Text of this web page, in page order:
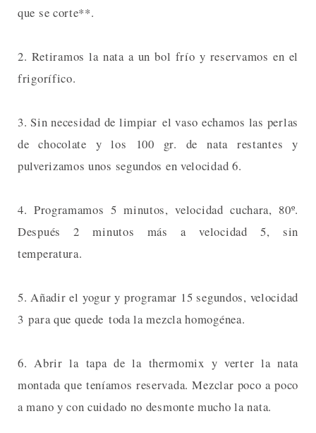
que se corte**.
2. Retiramos la nata a un bol frío y reservamos en el
frigorífico.
3. Sin necesidad de limpiar el vaso echamos las perlas
de chocolate y los 100 gr. de nata restantes y
pulverizamos unos segundos en velocidad 6.
4. Programamos 5 minutos, velocidad cuchara, 80º.
Después 2 minutos más a velocidad 5, sin
temperatura.
5. Añadir el yogur y programar 15 segundos, velocidad
3 para que quede toda la mezcla homogénea.
6. Abrir la tapa de la thermomix y verter la nata
montada que teníamos reservada. Mezclar poco a poco
a mano y con cuidado no desmonte mucho la nata.